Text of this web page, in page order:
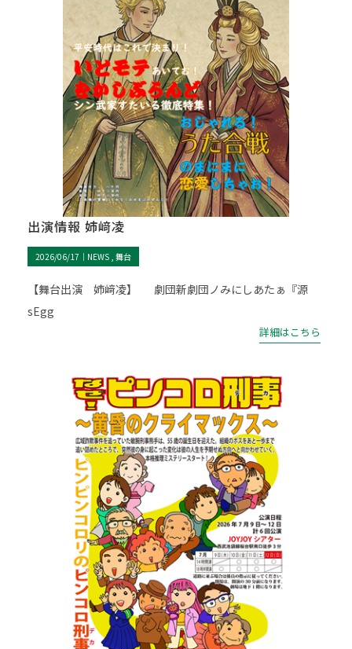
出演情報 姉﨑凌
2026/06/17｜ NEWS 舞台
【舞台出演 姉﨑凌】 劇団新劇団ノみにしあたぁ『源
sEgg
詳細はこちら